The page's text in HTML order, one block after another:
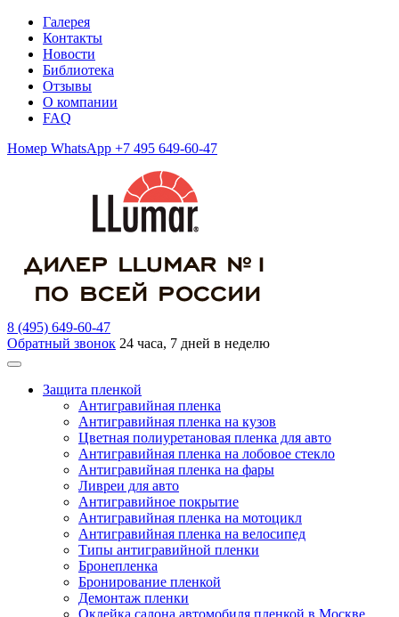
Галерея
Контакты
Новости
Библиотека
Отзывы
О компании
FAQ
Номер WhatsApp +7 495 649-60-47
8 (495) 649-60-47
Обратный звонок 24 часа, 7 дней в неделю
Защита пленкой
Антигравийная пленка
Антигравийная пленка на кузов
Цветная полиуретановая пленка для авто
Антигравийная пленка на лобовое стекло
Антигравийная пленка на фары
Ливреи для авто
Антигравийное покрытие
Антигравийная пленка на мотоцикл
Антигравийная пленка на велосипед
Типы антигравийной пленки
Бронепленка
Бронирование пленкой
Демонтаж пленки
Оклейка салона автомобиля пленкой в Москве